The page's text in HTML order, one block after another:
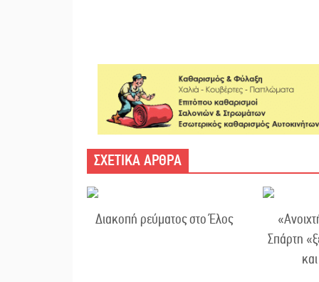
ΣΧΕΤΙΚΑ ΑΡΘΡΑ
Διακοπή ρεύματος στο Έλος
Σπάρτη